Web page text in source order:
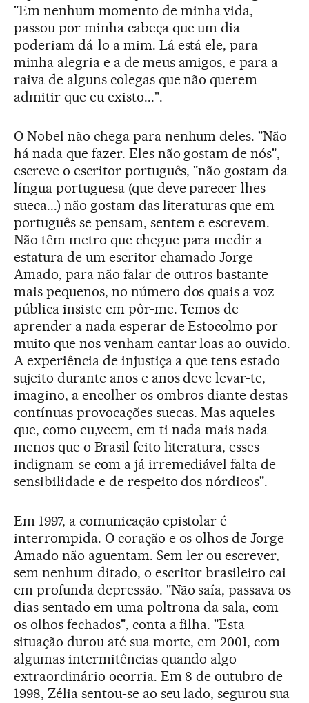
"Em nenhum momento de minha vida,
passou por minha cabeça que um dia
poderiam dá-lo a mim. Lá está ele, para
minha alegria e a de meus amigos, e para a
raiva de alguns colegas que não querem
admitir que eu existo...".
O Nobel não chega para nenhum deles. "Não
há nada que fazer. Eles não gostam de nós",
escreve o escritor português, "não gostam da
língua portuguesa (que deve parecer-lhes
sueca...) não gostam das literaturas que em
português se pensam, sentem e escrevem.
Não têm metro que chegue para medir a
estatura de um escritor chamado Jorge
Amado, para não falar de outros bastante
mais pequenos, no número dos quais a voz
pública insiste em pôr-me. Temos de
aprender a nada esperar de Estocolmo por
muito que nos venham cantar loas ao ouvido.
A experiência de injustiça a que tens estado
sujeito durante anos e anos deve levar-te,
imagino, a encolher os ombros diante destas
contínuas provocações suecas. Mas aqueles
que, como eu,veem, em ti nada mais nada
menos que o Brasil feito literatura, esses
indignam-se com a já irremediável falta de
sensibilidade e de respeito dos nórdicos".
Em 1997, a comunicação epistolar é
interrompida. O coração e os olhos de Jorge
Amado não aguentam. Sem ler ou escrever,
sem nenhum ditado, o escritor brasileiro cai
em profunda depressão. "Não saía, passava os
dias sentado em uma poltrona da sala, com
os olhos fechados", conta a filha. "Esta
situação durou até sua morte, em 2001, com
algumas intermitências quando algo
extraordinário ocorria. Em 8 de outubro de
1998, Zélia sentou-se ao seu lado, segurou sua